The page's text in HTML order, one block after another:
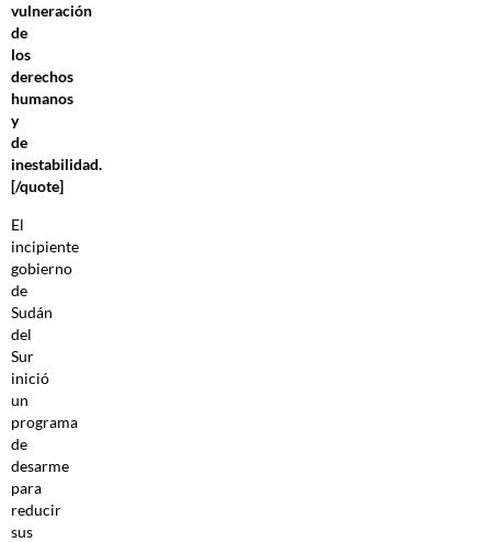
vulneración
de
los
derechos
humanos
y
de
inestabilidad.
[/quote]
El
incipiente
gobierno
de
Sudán
del
Sur
inició
un
programa
de
desarme
para
reducir
sus